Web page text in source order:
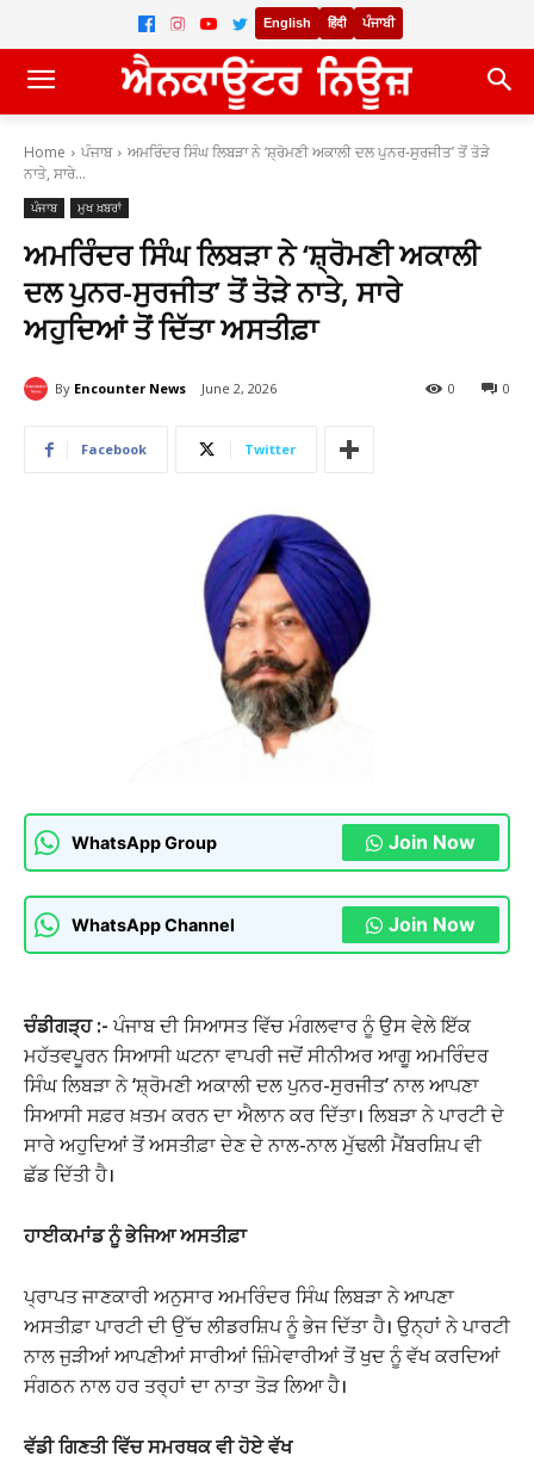
English हिंदी ਪੰਜਾਬੀ
Home ਪੰਜਾਬ
ਅਮਰਿੰਦਰ ਸਿੰਘ ਲਿਬੜਾ ਨੇ ‘ਸ਼੍ਰੋਮਣੀ ਅਕਾਲੀ ਦਲ ਪੁਨਰ-ਸੁਰਜੀਤ’ ਤੋਂ ਤੋੜੇ
ਨਾਤੇ, ਸਾਰੇ...
ਪੰਜਾਬ ਮੁਖ ਖ਼ਬਰਾਂ
ਅਮਰਿੰਦਰ ਸਿੰਘ ਲਿਬੜਾ ਨੇ ‘ਸ਼੍ਰੋਮਣੀ ਅਕਾਲੀ
ਦਲ ਪੁਨਰ-ਸੁਰਜੀਤ’ ਤੋਂ ਤੋੜੇ ਨਾਤੇ, ਸਾਰੇ
ਅਹੁਦਿਆਂ ਤੋਂ ਦਿੱਤਾ ਅਸਤੀਫ਼ਾ
By Encounter News June 2, 2026 0
0
Facebook Twitter
WhatsApp Group Join Now
WhatsApp Channel Join Now
ਚੰਡੀਗੜ੍ਹ :-ਪੰਜਾਬ ਦੀ ਸਿਆਸਤ ਵਿੱਚ ਮੰਗਲਵਾਰ ਨੂੰ ਉਸ ਵੇਲੇ ਇੱਕ
ਮਹੱਤਵਪੂਰਨ ਸਿਆਸੀ ਘਟਨਾ ਵਾਪਰੀ ਜਦੋਂ ਸੀਨੀਅਰ ਆਗੂ ਅਮਰਿੰਦਰ
ਸਿੰਘ ਲਿਬੜਾ ਨੇ ‘ਸ਼੍ਰੋਮਣੀ ਅਕਾਲੀ ਦਲ ਪੁਨਰ-ਸੁਰਜੀਤ’ ਨਾਲ ਆਪਣਾ
ਸਿਆਸੀ ਸਫ਼ਰ ਖ਼ਤਮ ਕਰਨ ਦਾ ਐਲਾਨ ਕਰ ਦਿੱਤਾ। ਲਿਬੜਾ ਨੇ ਪਾਰਟੀ ਦੇ
ਸਾਰੇ ਅਹੁਦਿਆਂ ਤੋਂ ਅਸਤੀਫ਼ਾ ਦੇਣ ਦੇ ਨਾਲ-ਨਾਲ ਮੁੱਢਲੀ ਮੈਂਬਰਸ਼ਿਪ ਵੀ
ਛੱਡ ਦਿੱਤੀ ਹੈ।
ਹਾਈਕਮਾਂਡ ਨੂੰ ਭੇਜਿਆ ਅਸਤੀਫ਼ਾ
ਪ੍ਰਾਪਤ ਜਾਣਕਾਰੀ ਅਨੁਸਾਰ ਅਮਰਿੰਦਰ ਸਿੰਘ ਲਿਬੜਾ ਨੇ ਆਪਣਾ
ਅਸਤੀਫ਼ਾ ਪਾਰਟੀ ਦੀ ਉੱਚ ਲੀਡਰਸ਼ਿਪ ਨੂੰ ਭੇਜ ਦਿੱਤਾ ਹੈ। ਉਨ੍ਹਾਂ ਨੇ ਪਾਰਟੀ
ਨਾਲ ਜੁੜੀਆਂ ਆਪਣੀਆਂ ਸਾਰੀਆਂ ਜ਼ਿੰਮੇਵਾਰੀਆਂ ਤੋਂ ਖੁਦ ਨੂੰ ਵੱਖ ਕਰਦਿਆਂ
ਸੰਗਠਨ ਨਾਲ ਹਰ ਤਰ੍ਹਾਂ ਦਾ ਨਾਤਾ ਤੋੜ ਲਿਆ ਹੈ।
ਵੱਡੀ ਗਿਣਤੀ ਵਿੱਚ ਸਮਰਥਕ ਵੀ ਹੋਏ ਵੱਖ